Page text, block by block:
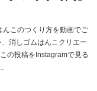
このつくり方を動画でご
消しゴムはんこクリエー
の投稿をInstagramで見る